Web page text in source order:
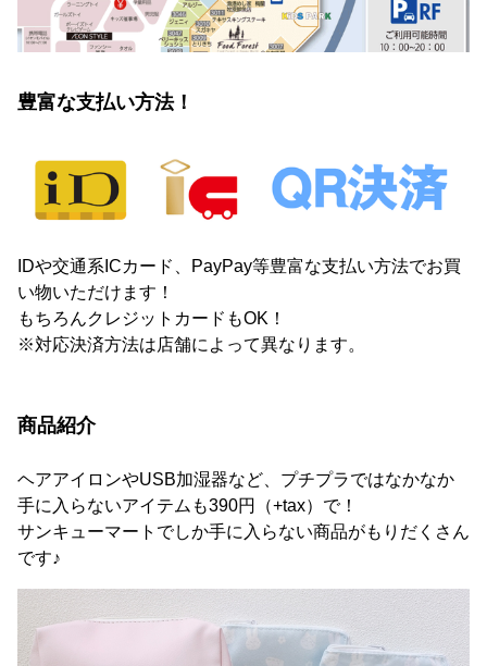
豊富な支払い方法！
IDや交通系ICカード、PayPay等豊富な支払い方法でお買
い物いただけます！
もちろんクレジットカードもOK！
※対応決済方法は店舗によって異なります。
商品紹介
ヘアアイロンやUSB加湿器など、プチプラではなかなか
手に入らないアイテムも390円（+tax）で！
サンキューマートでしか手に入らない商品がもりだくさん
です♪